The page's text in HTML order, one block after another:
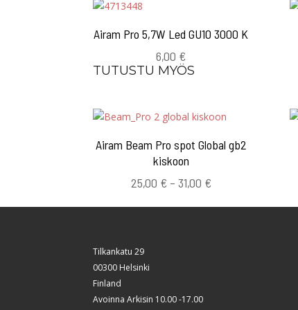
Airam Pro 5,7W Led GU10 3000 K
6,00 €
TUTUSTU MYÖS
Airam Beam Pro spot Global gb2
kiskoon
25,00 € – 31,00 €Hintaluokka:
Tilkankatu 29
00300 Helsinki
Finland
Avoinna Arkisin 10.00 -17.00